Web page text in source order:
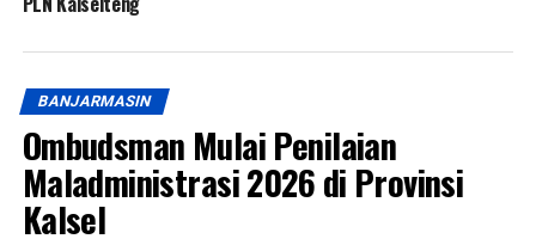
BANJARMASIN
Ombudsman Mulai Penilaian
Maladministrasi 2026 di Provinsi
Kalsel